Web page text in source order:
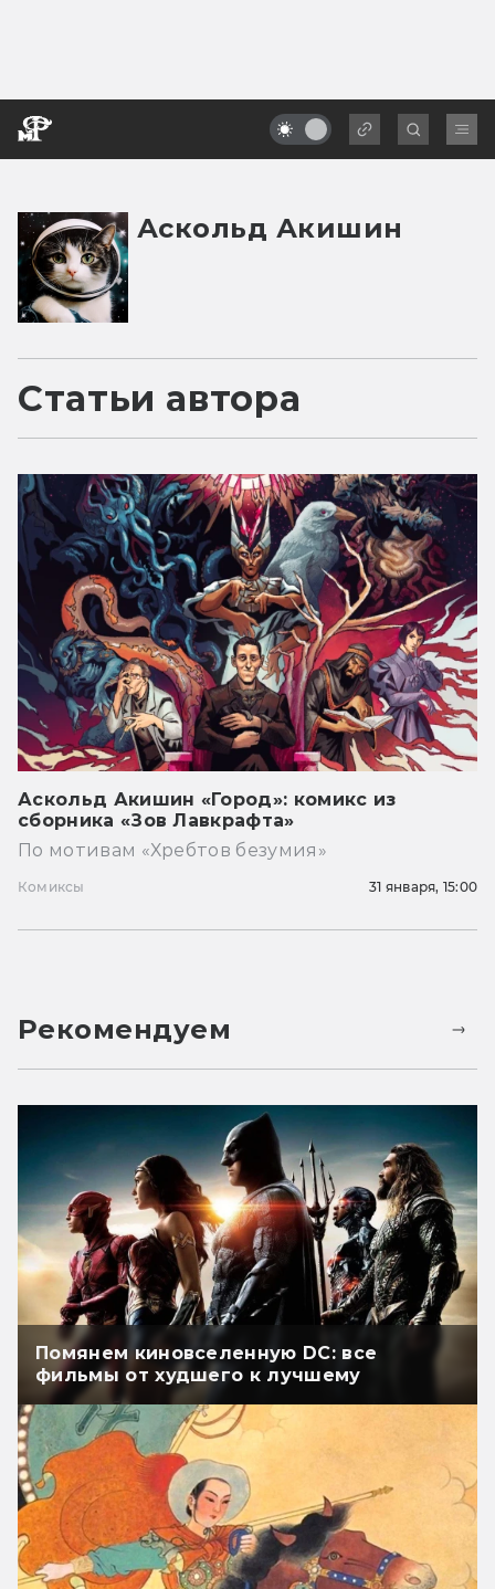
Аскольд Акишин
Статьи автора
Аскольд Акишин «Город»: комикс из
сборника «Зов Лавкрафта»
По мотивам «Хребтов безумия»
Комиксы 31 января, 15:00
Рекомендуем
Помянем киновселенную DC: все
фильмы от худшего к лучшему